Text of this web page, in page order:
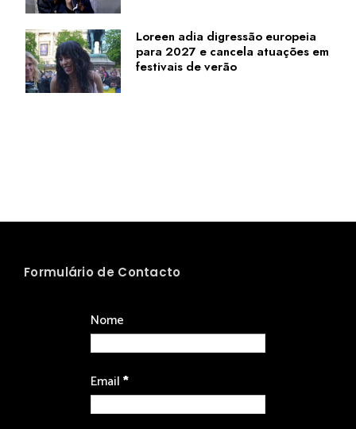
Loreen adia digressão europeia
para 2027 e cancela atuações em
festivais de verão
Formulário de Contacto
Nome
Email*